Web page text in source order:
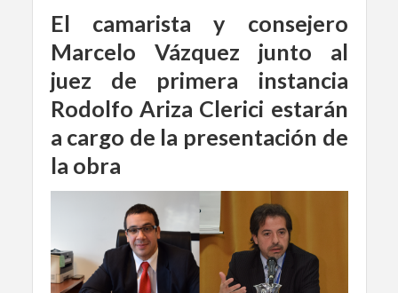
El camarista y consejero
Marcelo Vázquez junto al
juez de primera instancia
Rodolfo Ariza Clerici estarán
a cargo de la presentación de
la obra